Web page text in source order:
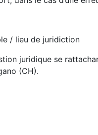
/ lieu de juridiction
juridique se
(CH).